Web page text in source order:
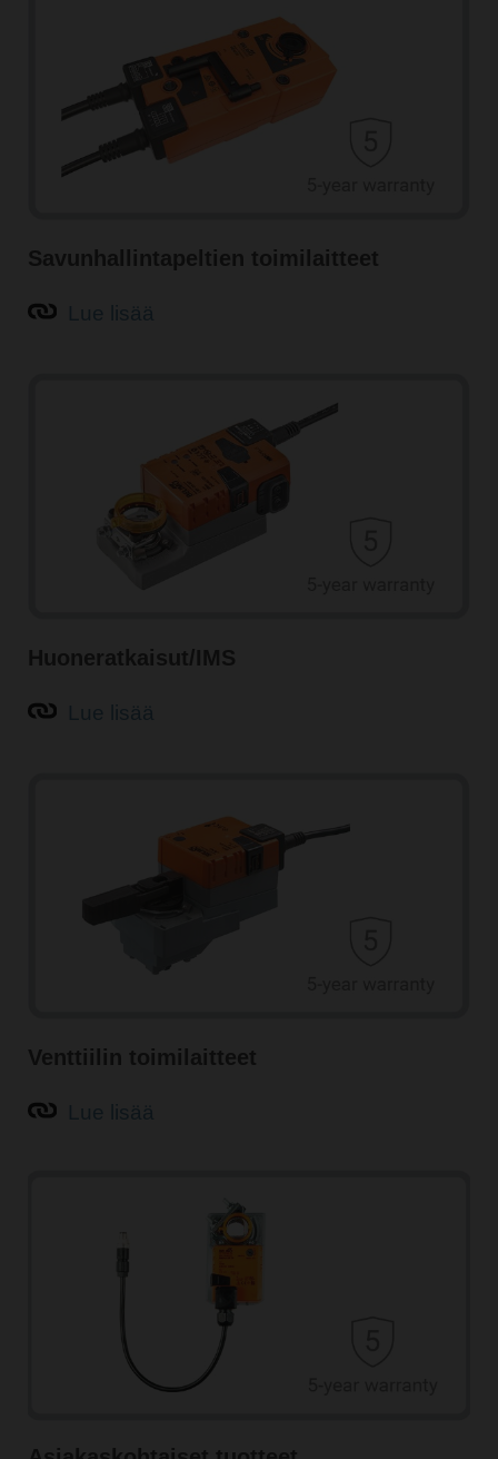
Savunhallintapeltien toimilaitteet
Huoneratkaisut/IMS
Venttiilin toimilaitteet